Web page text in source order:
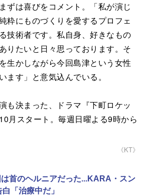
ずは喜びをコメント。「私が演じ
粋にものづくりを愛するプロフェ
技術者です。私自身、好きなもの
りたいと日々思っております。そ
生かしながら今回島津という女性
ます」と意気込んでいる。
も決まった、ドラマ『下町ロケッ
月スタート。毎週日曜よる9時から
《KT》
首のヘルニアだった...KARA・スン
「治療中だ」